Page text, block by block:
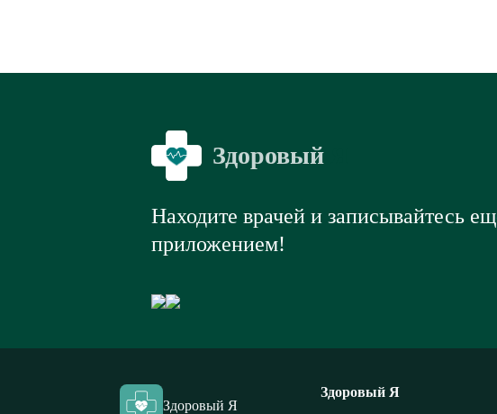
Здоровый
Находите врачей и записывайтесь
приложением!
Здоровый Я
Здоровый Я